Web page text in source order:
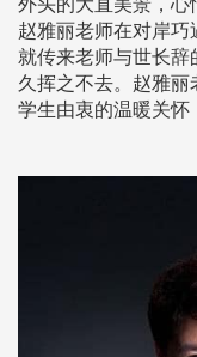
赵雅丽老师在对岸巧
就传来老师与世长辞
久挥之不去。赵雅
学生由衷的温暖关怀